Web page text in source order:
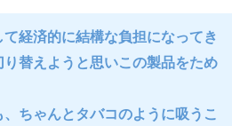
経済的に結構な負担になってき
替えようと思いこの製品をため
ちゃんとタバコのように吸うこ